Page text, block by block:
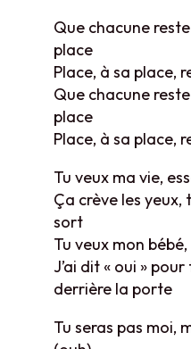
Que chacune
place
Place, à sa place,
Que chacune
place
Place, à sa place,
Tu veux ma vie,
Ça crève les yeux,
sort
Tu veux mon
J’ai dit « oui »
derrière la porte
Tu seras pas moi,